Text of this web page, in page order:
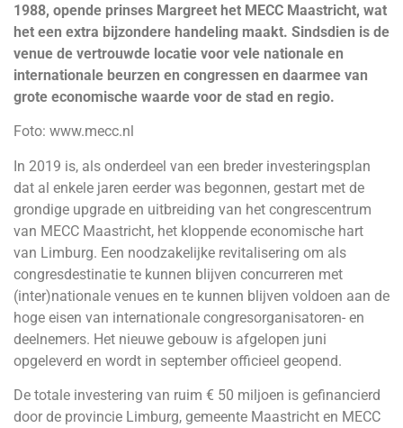
1988, opende prinses Margreet het MECC Maastricht, wat
het een extra bijzondere handeling maakt. Sindsdien is de
venue de vertrouwde locatie voor vele nationale en
internationale beurzen en congressen en daarmee van
grote economische waarde voor de stad en regio.
Foto: www.mecc.nl
In 2019 is, als onderdeel van een breder investeringsplan
dat al enkele jaren eerder was begonnen, gestart met de
grondige upgrade en uitbreiding van het congrescentrum
van MECC Maastricht, het kloppende economische hart
van Limburg. Een noodzakelijke revitalisering om als
congresdestinatie te kunnen blijven concurreren met
(inter)nationale venues en te kunnen blijven voldoen aan de
hoge eisen van internationale congresorganisatoren- en
deelnemers. Het nieuwe gebouw is afgelopen juni
opgeleverd en wordt in september officieel geopend.
De totale investering van ruim € 50 miljoen is gefinancierd
door de provincie Limburg, gemeente Maastricht en MECC